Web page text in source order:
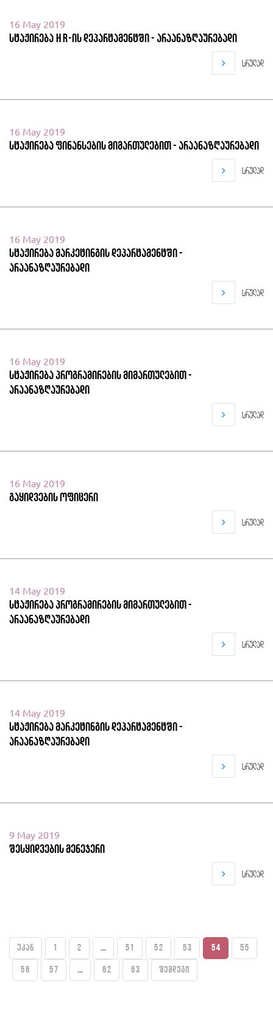
16 May 2019
სტაჟირება HR-ის დეპარტამენტში - არაანაზღაურებადი
სრულად
16 May 2019
სტაჟირება ფინანსების მიმართულებით - არაანაზღაურებადი
სრულად
16 May 2019
სტაჟირება მარკეტინგის დეპარტამენტში -
არაანაზღაურებადი
სრულად
16 May 2019
სტაჟირება პროგრამირების მიმართულებით -
არაანაზღაურებადი
სრულად
16 May 2019
გაყიდვების ოფიცერი
სრულად
14 May 2019
სტაჟირება პროგრამირების მიმართულებით -
არაანაზღაურებადი
სრულად
14 May 2019
სტაჟირება მარკეტინგის დეპარტამენტში -
არაანაზღაურებადი
სრულად
9 May 2019
შესყიდვების მენეჯერი
სრულად
უკან 1 2 ... 51 52 53 54 55
56 57 ... 62 63 შემდეგი